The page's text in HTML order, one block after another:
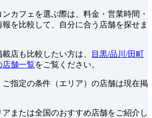
カフェを選ぶ際は、料金・営業時間・
を比較して、自分に合う店舗を探せま
店も比較したい方は、
目黒/品川/田町
店舗一覧をご覧ください。
指定の条件（エリア）の店舗は現在掲
または全国のおすすめ店舗をご紹介し